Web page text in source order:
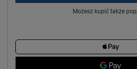
Możesz kupić także